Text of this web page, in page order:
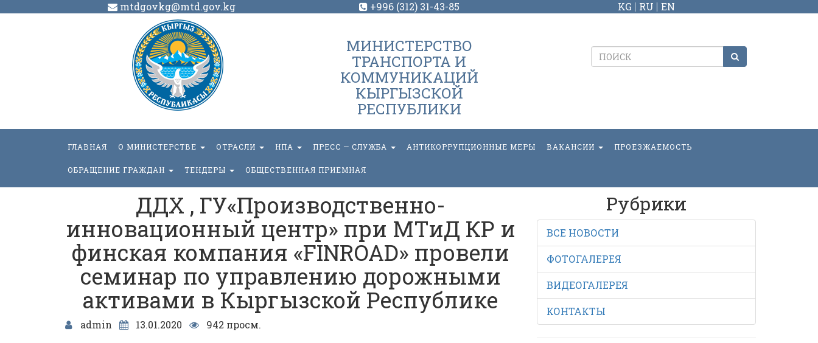
mtdgovkg@mtd.gov.kg +996 (312) 31-43-85 KG RU EN
МИНИСТЕРСТВО
ТРАНСПОРТА И
КОММУНИКАЦИЙ
КЫРГЫЗСКОЙ
РЕСПУБЛИКИ
ГЛАВНАЯ О МИНИСТЕРСТВЕ ОТРАСЛИ НПА ПРЕСС — СЛУЖБА АНТИКОРРУПЦИОННЫЕ МЕРЫ ВАКАНСИИ ПРОЕЗЖАЕМОСТЬ
ОБРАЩЕНИЕ ГРАЖДАН ТЕНДЕРЫ ОБЩЕСТВЕННАЯ ПРИЕМНАЯ
ДДХ , ГУ«Производственно-
инновационный центр» при МТиД КР и
финская компания «FINROAD» провели
семинар по управлению дорожными
активами в Кыргызской Республике
admin 13.01.2020
942 просм.
Рубрики
ВСЕ НОВОСТИ
ФОТОГАЛЕРЕЯ
ВИДЕОГАЛЕРЕЯ
КОНТАКТЫ